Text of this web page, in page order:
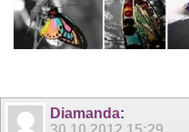
Diamanda: